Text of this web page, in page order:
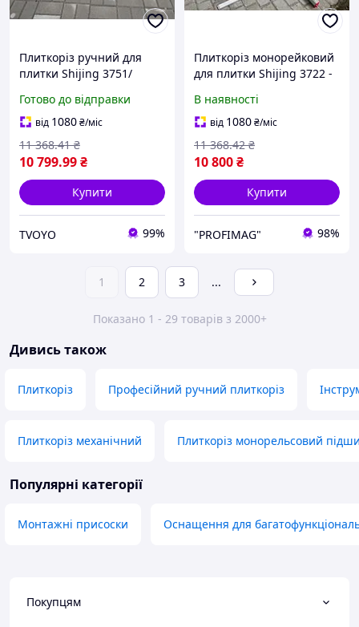
Плиткоріз ручний для
плитки Shijing 3751/
монорельсовий 1200мм
Готово до відправки
від 1080₴/міс
10 799.99₴
11 368.41 ₴
Купити
TVOYO 99%
Плиткоріз монорейковий
для плитки Shijing 3722 -
лапкою
В наявності
від 1080₴/міс
10 800₴
11 368.42 ₴
Купити
"PROFIMAG" 98%
1 2 3 ...
Показано 1 - 29 товарів з 2000+
Дивись також
Плиткоріз Професійний ручний плиткоріз
Плиткоріз механічний Плиткоріз монорельсовий
Популярні категорії
Монтажні присоски Оснащення для
Покупцям